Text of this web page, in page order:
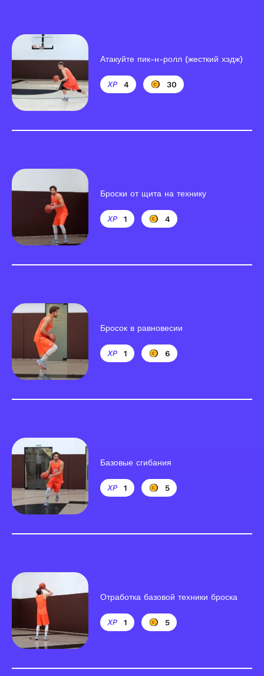
Атакуйте пик-н-ролл (жесткий хэдж)
4 30
Броски от щита на технику
1 4
Бросок в равновесии
1 6
Базовые сгибания
1 5
Отработка базовой техники броска
1 5